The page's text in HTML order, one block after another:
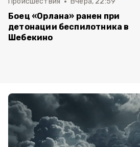
Боец «Орлана» ранен при
детонации беспилотника в
Шебекино